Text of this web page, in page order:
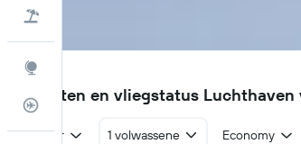
Vluchtstatus info
SKG
Vluchten en vliegstatus
Retour 1 volwassene Economy